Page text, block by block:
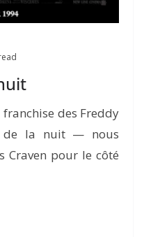
des Freddy
de la nuit — nous
Craven pour le côté